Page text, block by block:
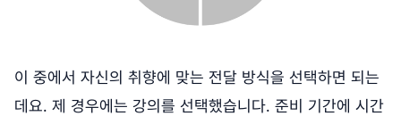
이 중에서 자신의 취향에 맞는 전달 방식을 선택하면 되는
데요. 제 경우에는 강의를 선택했습니다. 준비 기간에 시간